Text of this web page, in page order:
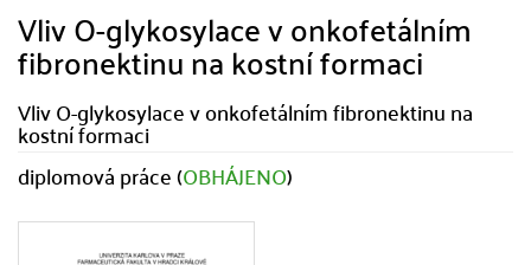
Vliv O-glykosylace v onkofetálním
fibronektinu na kostní formaci
Vliv O-glykosylace v onkofetálním fibronektinu na
kostní formaci
diplomová práce (OBHÁJENO)